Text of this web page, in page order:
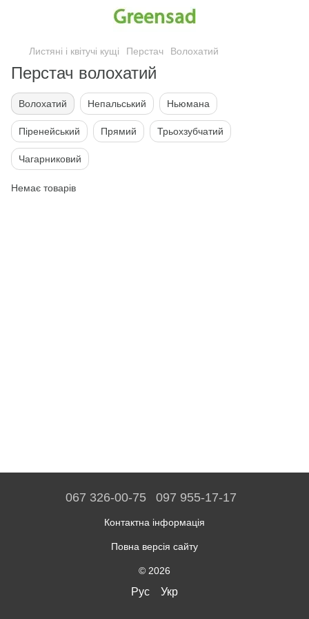
Листяні і квітучі кущі Перстач Волохатий
Перстач волохатий
Волохатий Непальський Ньюмана
Піренейський Прямий Трьохзубчатий
Чагарниковий
Немає товарів
067 326-00-75 097 955-17-17
Контактна інформація
Повна версія сайту
© 2026
Рус Укр